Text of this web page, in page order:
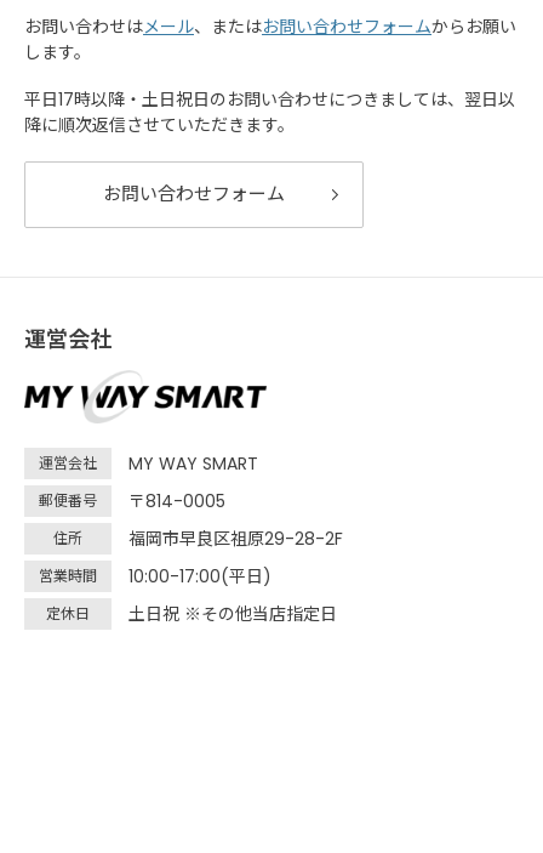
お問い合わせはメール、またはお問い合わせフォームからお願い
します。
平日17時以降・土日祝日のお問い合わせにつきましては、翌日以
降に順次返信させていただきます。
お問い合わせフォーム
運営会社
運営会社 MY WAY SMART
郵便番号 〒814-0005
住所 福岡市早良区祖原29-28-2F
営業時間 10:00-17:00(平日)
定休日 土日祝 ※その他当店指定日